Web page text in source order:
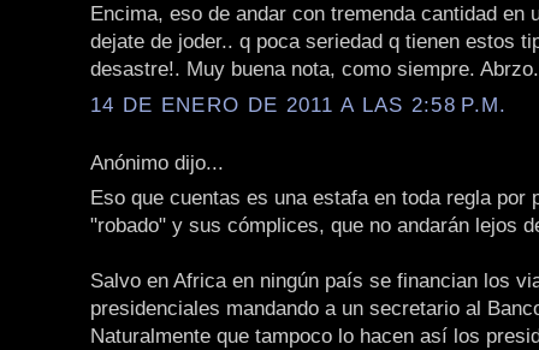
Encima, eso de andar con tremenda cantidad en
dejate de joder.. q poca seriedad q tienen estos
desastre!. Muy buena nota, como siempre. Abrzo.
14 DE ENERO DE 2011 A LAS 2:58 P.M.
Anónimo dijo...
Eso que cuentas es una estafa en toda regla por
"robado" y sus cómplices, que no andarán lejos
Salvo en Africa en ningún país se financian los
presidenciales mandando a un secretario al
Naturalmente que tampoco lo hacen así los